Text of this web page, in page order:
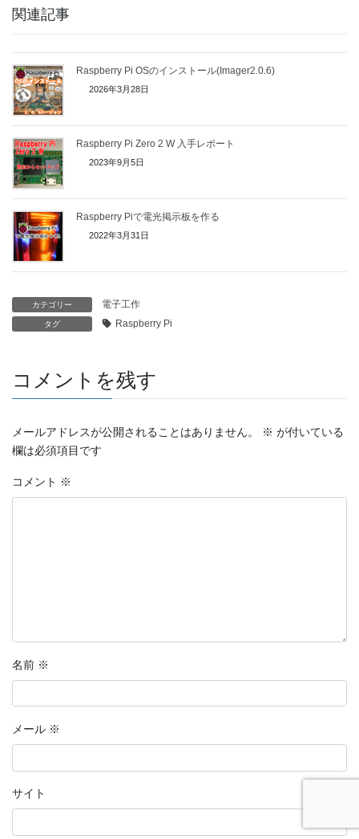
関連記事
Raspberry Pi OSのインストール(Imager2.0.6)
2026年3月28日
Raspberry Pi Zero 2 W 入手レポート
2023年9月5日
Raspberry Piで電光掲示板を作る
2022年3月31日
カテゴリー 電子工作
タグ Raspberry Pi
コメントを残す
メールアドレスが公開されることはありません。 ※ が付いている
欄は必須項目です
コメント ※
名前 ※
メール ※
サイト